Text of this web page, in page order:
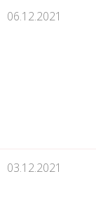
06.12.2021
03.12.2021